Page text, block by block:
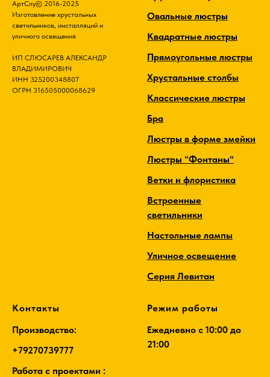
АртСлу© 2016-2025
Изготовление хрустальных
светильников, инсталляций и
уличного освещения
ИП СЛЮСАРЕВ АЛЕКСАНДР
ВЛАДИМИРОВИЧ
ИНН 325200348807
ОГРН 316505000068629
Овальные люстры
Квадратные люстры
Прямоугольные люстры
Хрустальные столбы
Классические люстры
Бра
Люстры в форме змейки
Люстры “Фонтаны“
Ветки и флористика
Встроенные
светильники
Настольные лампы
Уличное освещение
Серия Левитан
Контакты
Производство:
+79270739777
Работа с проектами :
Режим работы
Ежедневно c 10:00 до
21:00